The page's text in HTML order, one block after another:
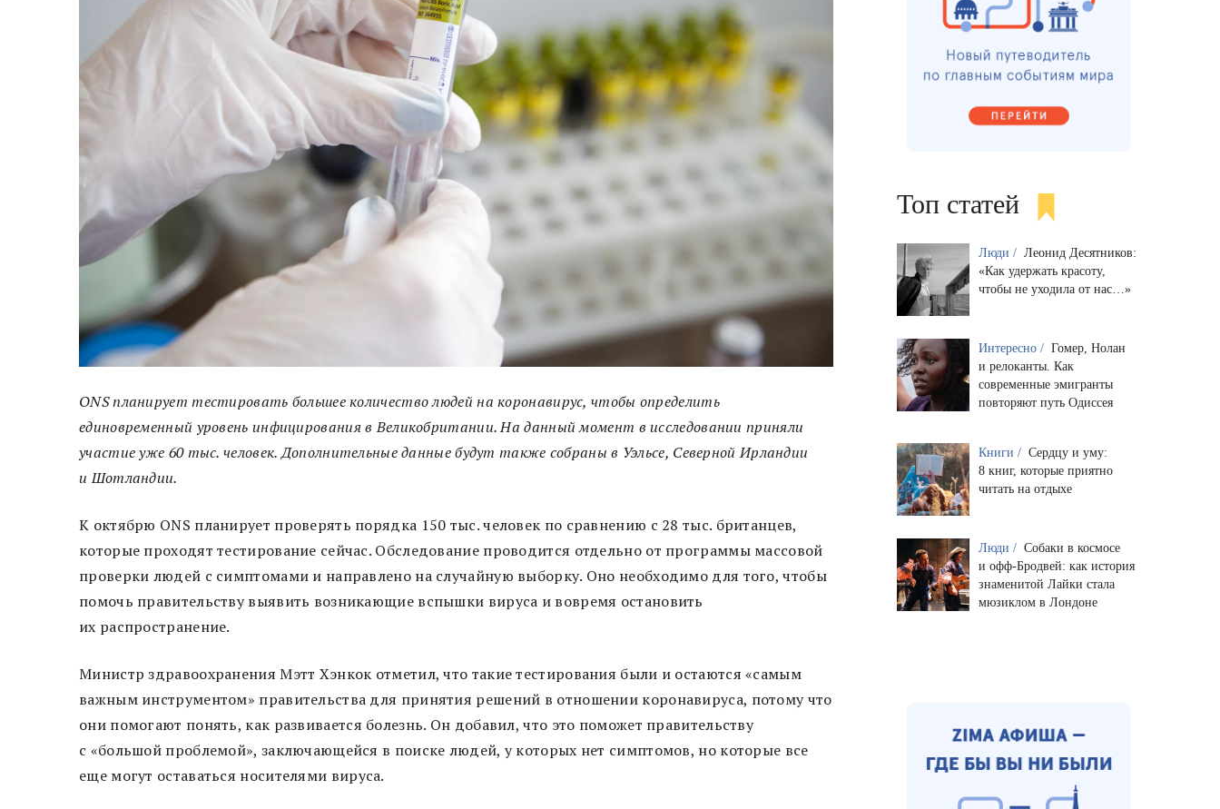
ONS планирует тестировать большее количество людей на коронавирус, чтобы определить
единовременный уровень инфицирования в Великобритании. На данный момент в исследовании приняли
участие уже 60 тыс. человек. Дополнительные данные будут также собраны в Уэльсе, Северной Ирландии
и Шотландии.
К октябрю ONS планирует проверять порядка 150 тыс. человек по сравнению с 28 тыс. британцев,
которые проходят тестирование сейчас. Обследование проводится отдельно от программы массовой
проверки людей с симптомами и направлено на случайную выборку. Оно необходимо для того, чтобы
помочь правительству выявить возникающие вспышки вируса и вовремя остановить
их распространение.
Министр здравоохранения Мэтт Хэнкок отметил, что такие тестирования были и остаются «самым
важным инструментом» правительства для принятия решений в отношении коронавируса, потому что
они помогают понять, как развивается болезнь. Он добавил, что это поможет правительству
с «большой проблемой», заключающейся в поиске людей, у которых нет симптомов, но которые все
еще могут оставаться носителями вируса.
Топ статей
Люди / Леонид Десятников:
«Как удержать красоту,
чтобы не уходила от нас…»
Интересно / Гомер, Нолан
и релоканты. Как
современные эмигранты
повторяют путь Одиссея
Книги / Сердцу и уму:
8 книг, которые приятно
читать на отдыхе
Люди / Собаки в космосе
и офф-Бродвей: как история
знаменитой Лайки стала
мюзиклом в Лондоне